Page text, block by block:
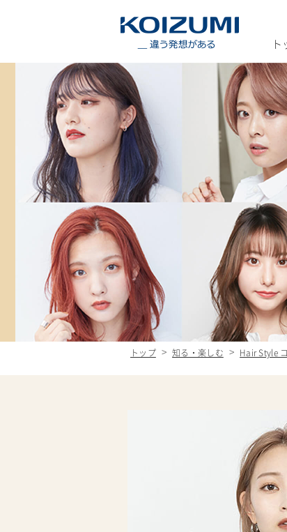
ト
トップ 知る・楽しむ Hair Style